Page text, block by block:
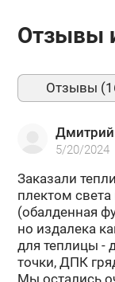
Отзывы
Отзывы
5/20/2024
За­ка­за­ли
плек­том
(обал­ден­ная
но из­да­ле­ка
для теп­ли­цы -
точ­ки, ДПК
Мы оста­лись